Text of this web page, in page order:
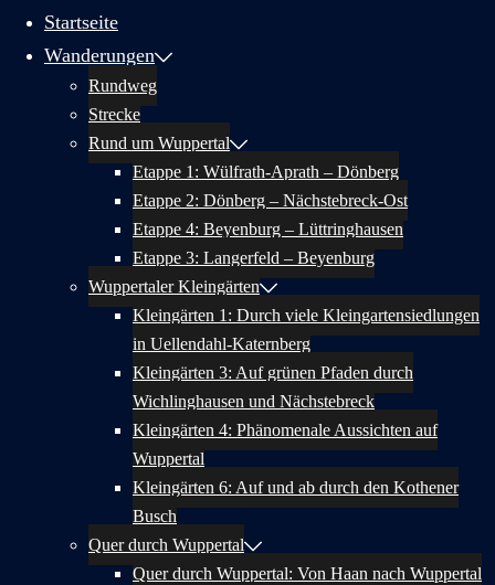
Startseite
Wanderungen
Rundweg
Strecke
Rund um Wuppertal
Etappe 1: Wülfrath-Aprath – Dönberg
Etappe 2: Dönberg – Nächstebreck-Ost
Etappe 4: Beyenburg – Lüttringhausen
Etappe 3: Langerfeld – Beyenburg
Wuppertaler Kleingärten
Kleingärten 1: Durch viele Kleingartensiedlungen
in Uellendahl-Katernberg
Kleingärten 3: Auf grünen Pfaden durch
Wichlinghausen und Nächstebreck
Kleingärten 4: Phänomenale Aussichten auf
Wuppertal
Kleingärten 6: Auf und ab durch den Kothener
Busch
Quer durch Wuppertal
Quer durch Wuppertal: Von Haan nach Wuppertal